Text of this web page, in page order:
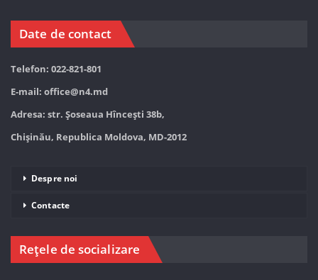
Date de contact
Telefon: 022-821-801
E-mail: office@n4.md
Adresa: str. Șoseaua Hînceşti 38b,
Chișinău, Republica Moldova, MD-2012
Despre noi
Contacte
Rețele de socializare